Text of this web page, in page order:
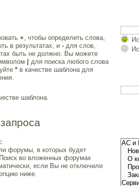
+, чтобы определить слова,
в результатах, и -для слов,
быть не должно. Вы можете
для поиска любого слова
*в качестве шаблона для
шаблона.
форумы, в которых будет
во вложенных форумах
если Вы не отключили
ниже.